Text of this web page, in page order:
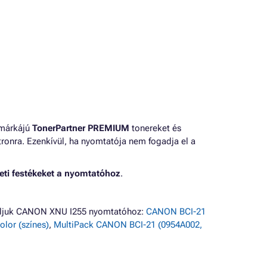
TonerPartner PREMIUM tonereket és
Ezenkívül, ha nyomtatója nem fogadja el a
festékeket a nyomtatóhoz.
CANON XNU I255 nyomtatóhoz: CANON BCI-21
(színes), MultiPack CANON BCI-21 (0954A002,